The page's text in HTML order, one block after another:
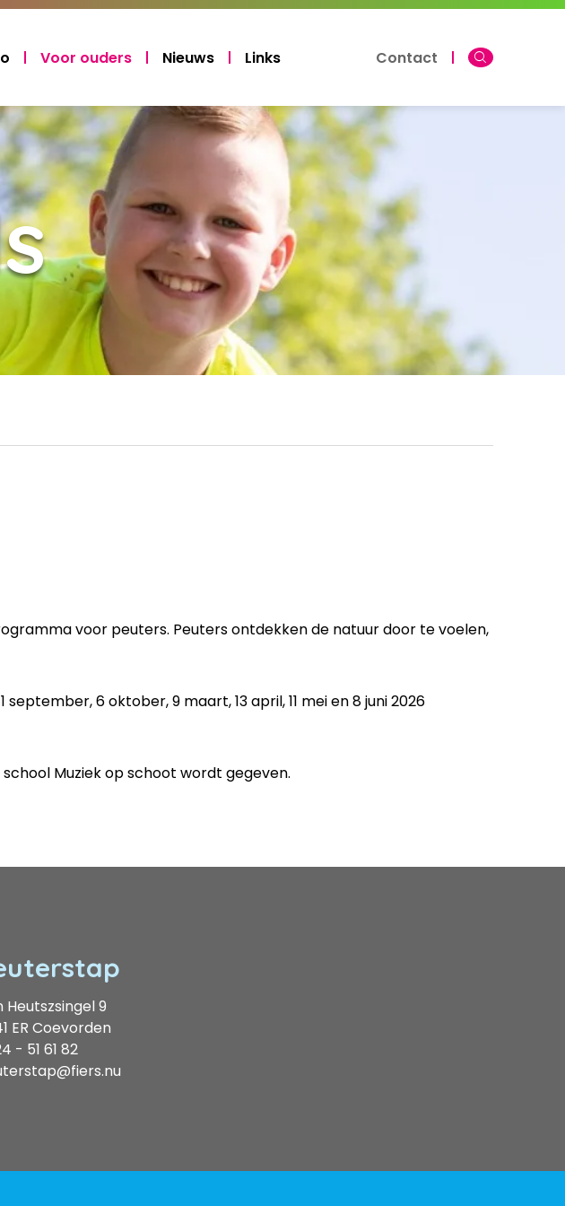
Voor ouders Nieuws Links Contact
voor peuters. Peuters ontdekken de natuur door te voelen,
september, 6 oktober, 9 maart, 13 april, 11 mei en 8 juni 2026
Muziek op schoot wordt gegeven.
Heutszsingel 9
ER Coevorden
- 51 61 82